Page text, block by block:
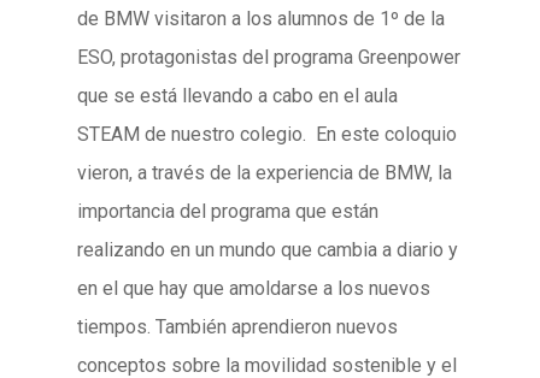
de BMW visitaron a los alumnos de 1º de la
ESO, protagonistas del programa Greenpower
que se está llevando a cabo en el aula
STEAM de nuestro colegio. En este coloquio
vieron, a través de la experiencia de BMW, la
importancia del programa que están
realizando en un mundo que cambia a diario y
en el que hay que amoldarse a los nuevos
tiempos. También aprendieron nuevos
conceptos sobre la movilidad sostenible y el